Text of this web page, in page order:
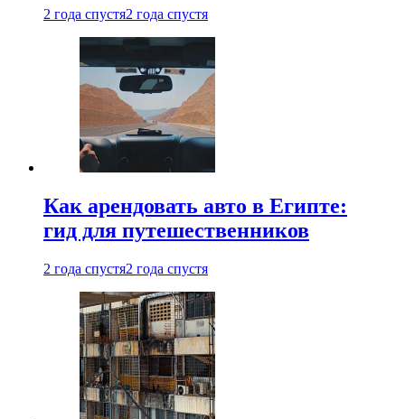
2 года спустя2 года спустя
Как арендовать авто в Египте:
гид для путешественников
2 года спустя2 года спустя